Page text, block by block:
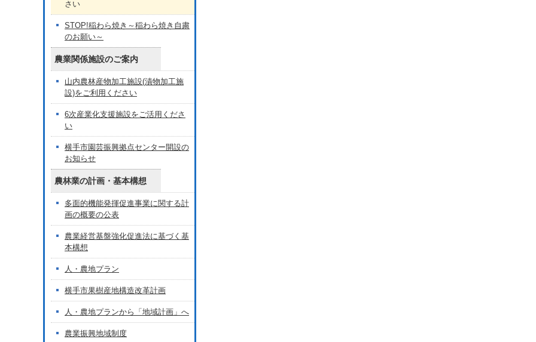
さい
STOP!稲わら焼き～稲わら焼き自粛
のお願い～
農業関係施設のご案内
山内農林産物加工施設(漬物加工施
設)をご利用ください
6次産業化支援施設をご活用くださ
い
横手市園芸振興拠点センター開設の
お知らせ
農林業の計画・基本構想
多面的機能発揮促進事業に関する計
画の概要の公表
農業経営基盤強化促進法に基づく基
本構想
人・農地プラン
横手市果樹産地構造改革計画
人・農地プランから「地域計画」へ
農業振興地域制度